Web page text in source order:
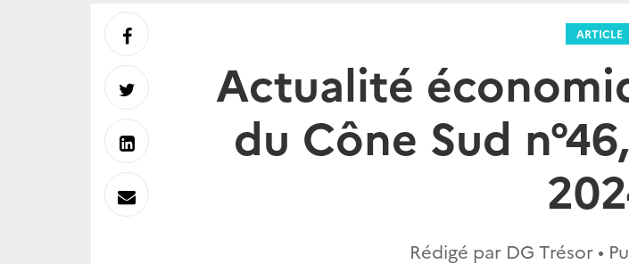
ARTICLE
Actualité
du Cône Sud
Rédigé par DG Trésor •
Partager
sur
Partager
sur
Partager
sur
Envoyer